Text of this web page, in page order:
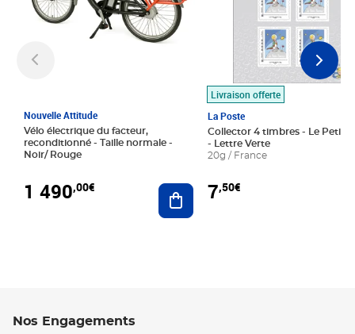
Nouvelle Attitude
Vélo électrique du facteur,
reconditionné - Taille normale -
Noir/ Rouge
1 490,00€ Ajouter au panier
Livraison offerte
La Poste
Collector 4 timbres - Le Petit
- Lettre Verte
20g / France
7,50€
Nos Engagements